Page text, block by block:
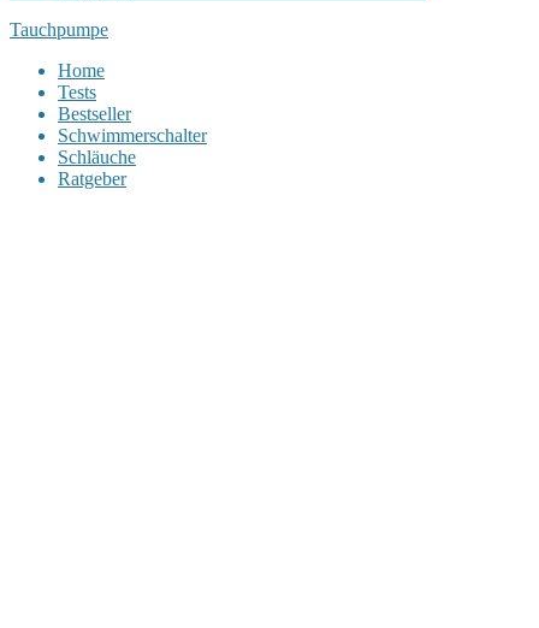
Tauchpumpe
Home
Tests
Bestseller
Schwimmerschalter
Schläuche
Ratgeber